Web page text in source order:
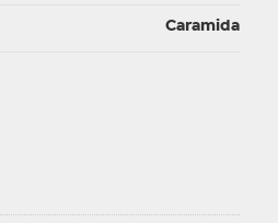
Caramida